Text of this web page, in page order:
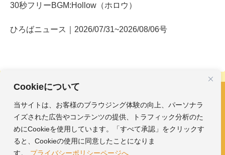
Cookieについて
当サイトは、お客様のブラウジング体験の向上、パーソナラ
イズされた広告やコンテンツの提供、トラフィック分析のた
めにCookieを使用しています。「すべて承認」をクリックす
ると、Cookieの使用に同意したことになりま
す。
プライバシーポリシーページへ
30秒フリーBGM:Hollow（ホロウ）
ひろばニュース｜2026/07/31~2026/08/06号
フリーBGM・効果音｜みかんのおんがくひろば
ホーム
おんがく素材
ガイド